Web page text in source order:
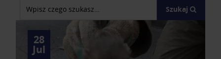
Szukaj
28
Jul